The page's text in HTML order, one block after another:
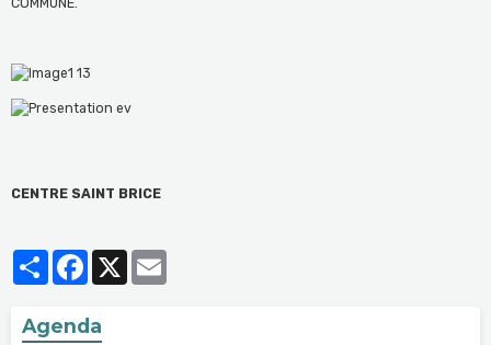
COMMUNE.
CENTRE SAINT BRICE
PartagerFacebook
X
Agenda